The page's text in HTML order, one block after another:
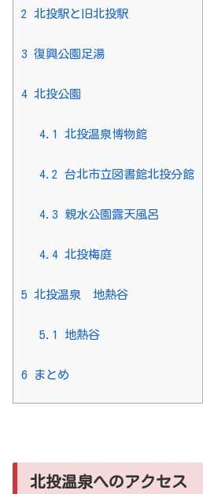
2 北投駅と旧北投駅
3 復興公園足湯
4 北投公園
4.1 北投温泉博物館
4.2 台北市立図書館北投分館
4.3 親水公園露天風呂
4.4北投梅庭
5 北投温泉 地熱谷
5.1 地熱谷
6 まとめ
北投温泉へのアクセス